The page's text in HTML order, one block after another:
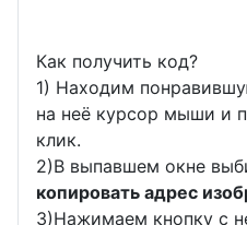
Как получить код?
1) Находим
на неё курсор мыши и
клик.
2)В выпавшем окне
копировать адрес
3)Нажимаем кнопку с